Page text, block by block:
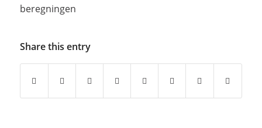
beregningen
Share this entry